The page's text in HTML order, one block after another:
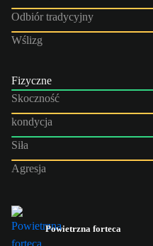
Odbiór tradycyjny
Wślizg
Fizyczne
Skoczność
kondycja
Siła
Agresja
Powietrzna forteca